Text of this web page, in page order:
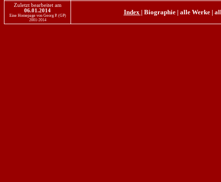
Zuletzt bearbeitet am
06.01.2014
Eine Homepage von Georg P. (GP)
2001-2014
Index | Biographie| alle Werke|